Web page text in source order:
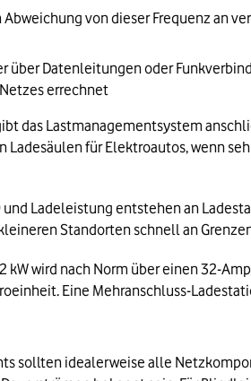
von dieser Frequenz an
über Datenleitungen oder
errechnet
das Lastmanagementsystem
Ladesäulen für Elektroautos, wenn
Ladeleistung entstehen an
Standorten schnell an
kW wird nach Norm über einen 32-
Eine Mehranschluss-
sollten idealerweise alle